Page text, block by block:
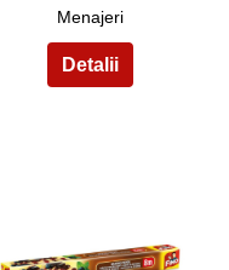
Menajeri